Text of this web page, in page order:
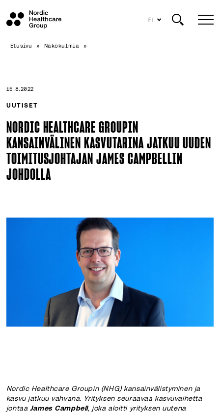
Siirry
FI
Etusivu » Näkökulmia »
15.8.2022
UUTISET
NORDIC HEALTHCARE GROUPIN
KANSAINVÄLINEN KASVUTARINA JATKUU UUDEN
TOIMITUSJOHTAJAN JAMES CAMPBELLIN
JOHDOLLA
Nordic Healthcare Groupin (NHG) kansainvälistyminen ja
kasvu jatkuu vahvana. Yrityksen seuraavaa kasvuvaihetta
johtaa James Campbell, joka aloitti yrityksen uutena